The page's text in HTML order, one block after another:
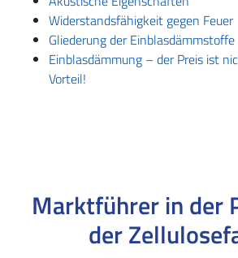
Widerstandsfähigkeit gegen Feuer
Gliederung der Einblasdämmstoffe
Einblasdämmung – der Preis ist
Vorteil!
Marktführer in der
der